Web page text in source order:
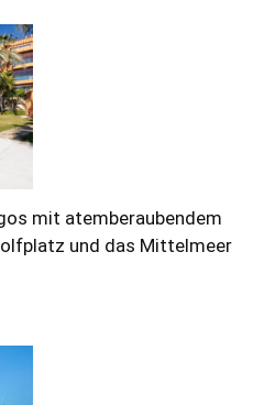
mit atemberaubendem
und das Mittelmeer